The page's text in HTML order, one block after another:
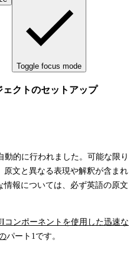
Toggle focus mode
クトのセットアップ
的に行われました。可能な限り
原文と異なる表現や解釈が含まれ
報については、必ず英語の原文
コンポーネントを使用した迅速な
パート1です。